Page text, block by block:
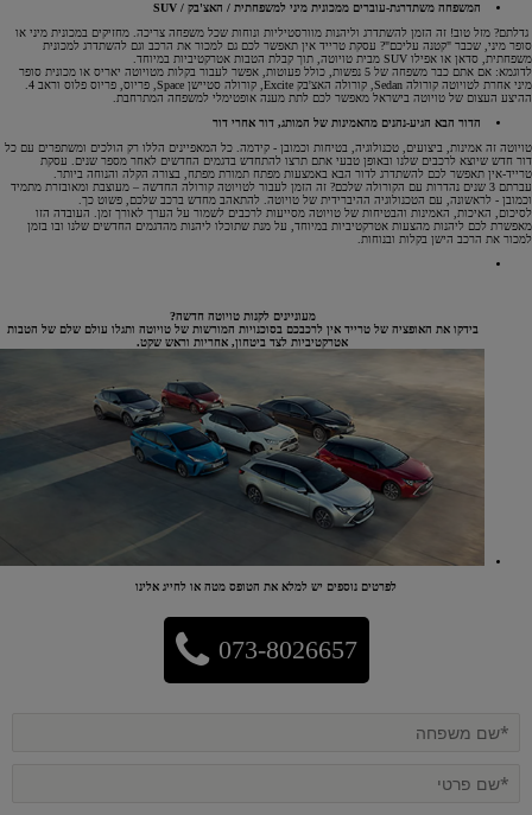
המשפחה משתדרגת-עוברים ממכונית מיני למשפחתית / האצ'בק / SUV
גדלתם? מזל טוב! זה הזמן להשתדרג וליהנות מוורסטיליות ונוחות שכל משפחה צריכה. מחזיקים במכונית מיני או
סופר מיני, שכבר "קטנה עליכם"? עסקת טרייד אין תאפשר לכם גם למכור את הרכב וגם להשתדרג למכונית
משפחתית, סדאן או אפילו SUV מבית טויוטה, תוך קבלת הטבות אטרקטיביות במיוחד.
לדוגמא: אם אתם כבר משפחה של 5 נפשות, כולל פעוטות, אפשר לעבור בקלות מטויוטה יאריס או מכונית סופר
ההיצע העצום של טויוטה בישראל מאפשר לכם לתת מענה אופטימלי למשפחה המתרחבת.
הדור הבא הגיע-נהנים מהאמינות של המותג, דור אחרי דור
טויוטה זה אמינות, ביצועים, טכנולוגיה, בטיחות וכמובן - קידמה. כל המאפיינים הללו רק הולכים ומשתפרים עם כל
דור חדש שיוצא לרכבים שלנו ובאופן טבעי אתם תרצו להתחדש בדגמים החדשים לאחר מספר שנים. עסקת
טרייד-אין תאפשר לכם להשתדרג לדור הבא באמצעות מפתח תמורת מפתח, בצורה הקלה והנוחה ביותר.
עברתם 3 שנים נהדרות עם הקורולה שלכם? זה הזמן לעבור לטויוטה קורולה החדשה – מעוצבת ומאובזרת מתמיד
וכמובן - לראשונה, עם הטכנולוגיה ההיברידית של טויוטה. להתאהב מחדש ברכב שלכם, פשוט כך.
לסיכום, האיכות, האמינות והבטיחות של טויוטה מסייעות לרכבים לשמור על הערך לאורך זמן. העובדה הזו
מאפשרת לכם ליהנות מהצעות אטרקטיביות במיוחד, על מנת שתוכלו ליהנות מהדגמים החדשים שלנו ובו בזמן
למכור את הרכב הישן בקלות ובנוחות.
מעוניינים לקנות טויוטה חדשה?
בידקו את האופציה של טרייד אין לרכבכם בסוכנויות המורשות של טויוטה ותגלו עולם שלם של הטבות
אטרקטיביות לצד ביטחון, אחריות וראש שקט.
לפרטים נוספים יש למלא את הטופס מטה או לחייג אלינו
073-8026657